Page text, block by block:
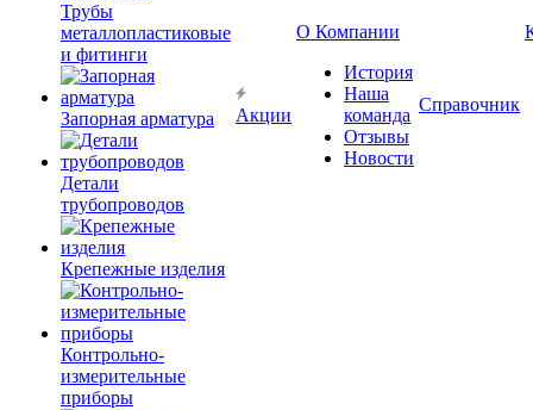
Трубы
металлопластиковые
и фитинги
Запорная арматура
Детали
трубопроводов
Крепежные изделия
Контрольно-
измерительные
приборы
Акции
О Компании
История
Наша
команда
Отзывы
Новости
Справочник